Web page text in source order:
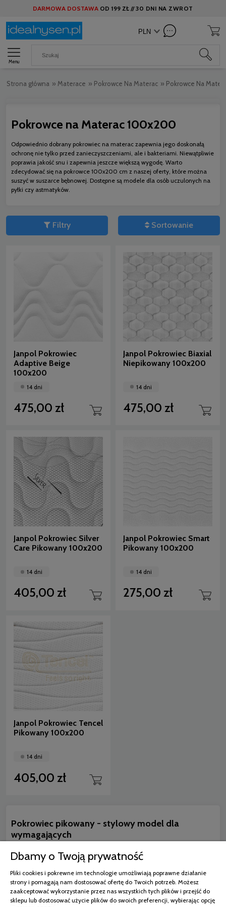
DARMOWA DOSTAWA OD 199 ZŁ //30 DNI NA ZWROT
Menu
Strona główna » Materace » Pokrowce Na Materac » Pokrowce Na
Pokrowce na Materac 100x200
Odpowiednio dobrany pokrowiec na materac zapewnia jego doskonałą
ochronę nie tylko przed zanieczyszczeniami, ale i bakteriami. Niewątpliwie
poprawia jakość snu i zapewnia jeszcze większą wygodę. Warto
zdecydować się na pokrowce 100x200 cm z naszej oferty, które można
suszyć w suszarce bębnowej. Dostępne są modele dla osób uczulonych na
pyłki czy astmatyków.
Filtry Sortowanie
Janpol Pokrowiec
Adaptive Beige
100x200
14 dni
475,00 zł
Janpol Pokrowiec Biaxial
Niepikowany 100x200
14 dni
475,00 zł
Janpol Pokrowiec Silver
Care Pikowany 100x200
14 dni
405,00 zł
Janpol Pokrowiec Smart
Pikowany 100x200
14 dni
275,00 zł
Janpol Pokrowiec Tencel
Pikowany 100x200
14 dni
405,00 zł
Pokrowiec pikowany - stylowy model dla
wymagających
Pokrowiec pikowany naprawdę dobrze się prezentuje i zachwyca swoimi
walorami praktycznymi. Warto wiedzieć, że posiada wszyty zamek, który
ułatwia zakładanie pokrowca, choćby po praniu.Można zdecydować się
także na model wyposażony w uchwyty, które sprawiają, że pokrowiec
nie zsuwa się z materaca. Wszystkie nasze modele wykazują
odporność na mechacenie się i nie powodują tarcia, a to przekłada się
Dbamy o Twoją prywatność
Pliki cookies i pokrewne im technologie umożliwiają poprawne działanie
strony i pomagają nam dostosować ofertę do Twoich potrzeb. Możesz
zaakceptować wykorzystanie przez nas wszystkich tych plików i przejść do
sklepu lub dostosować użycie plików do swoich preferencji, wybierając opcję